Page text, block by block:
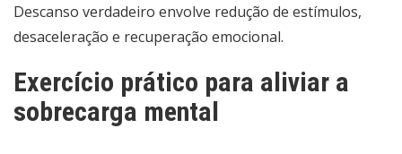
Descanso verdadeiro envolve redução de estímulos,
desaceleração e recuperação emocional.
Exercício prático para aliviar a
sobrecarga mental